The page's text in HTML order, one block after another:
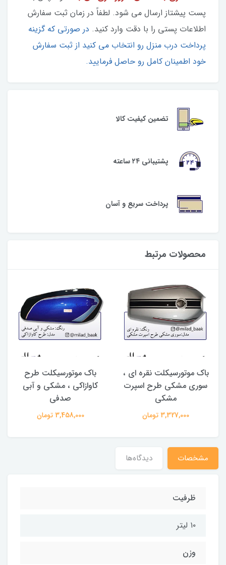
پست پیشتاز ارسال می شود. لطفاً در زمان ثبت سفارش
اطلاعات پستی را با دقت وارد کنید. در صورتی که گزینه
پرداخت درب منزل رو انتخاب می کنید از ثبت سفارش
خود اطمینان کامل رو حاصل فرمایید.
تضمین کیفیت کالا
پشتیبانی ۲۴ ساعته
پرداخت سریع و آسان
محصولات مرتبط
باک موتورسیکلت نقره ای ،
سوری مشکی طرح اسپرت
مشکی
3,327,000 تومان
باک موتورسیکلت طرح
کاوازاکی ، مشکی و آبی
صدفی
3,458,000 تومان
مشخصات دیدگاه‌ها
ظرفیت
۱۰ لیتر
وزن